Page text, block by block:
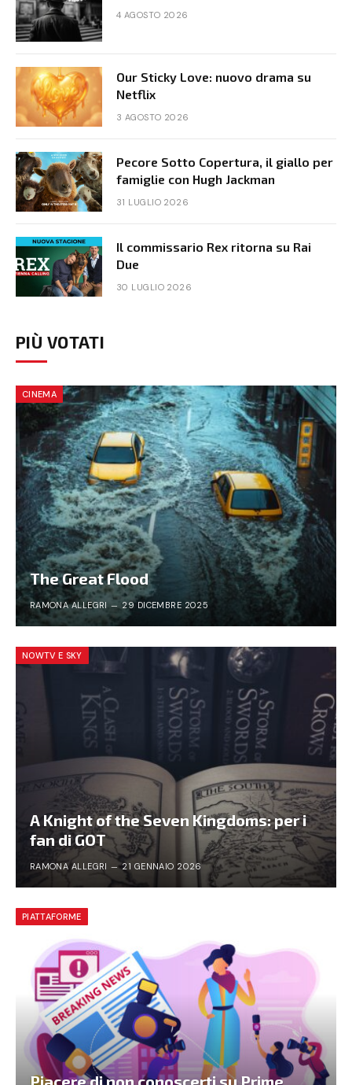
4 AGOSTO 2026
Our Sticky Love: nuovo drama su
Netflix
3 AGOSTO 2026
Pecore Sotto Copertura, il giallo per
famiglie con Hugh Jackman
31 LUGLIO 2026
Il commissario Rex ritorna su Rai
Due
30 LUGLIO 2026
PIÙ VOTATI
CINEMA
The Great Flood
RAMONA ALLEGRI 29 DICEMBRE 2025
NOWTV E SKY
A Knight of the Seven Kingdoms: per i
fan di GOT
RAMONA ALLEGRI 21 GENNAIO 2026
PIATTAFORME
Piacere di non conoscerti su Prime